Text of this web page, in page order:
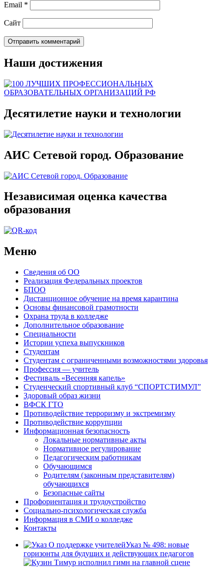
Email *
Сайт
Наши достижения
Десятилетие науки и технологии
АИС Сетевой город. Образование
Независимая оценка качества
образования
Меню
Сведения об ОО
Реализация Федеральных проектов
БПОО
Дистанционное обучение на время карантина
Основы финансовой грамотности
Охрана труда в колледже
Дополнительное образование
Специальности
Истории успеха выпускников
Студентам
Студентам с ограниченными возможностями здоровья
Профессия — учитель
Фестиваль «Весенняя капель»
Студенческий спортивный клуб “СПОРТСТИМУЛ”
Здоровый образ жизни
ВФСК ГТО
Противодействие терроризму и экстремизму
Противодействие коррупции
Информационная безопасность
Локальные нормативные акты
Нормативное регулирование
Педагогическим работникам
Обучающимся
Родителям (законным представителям)
обучающихся
Безопасные сайты
Профориентация и трудоустройство
Социально-психологическая служба
Информация в СМИ о колледже
Контакты
Указ № 498: новые
горизонты для будущих и действующих педагогов